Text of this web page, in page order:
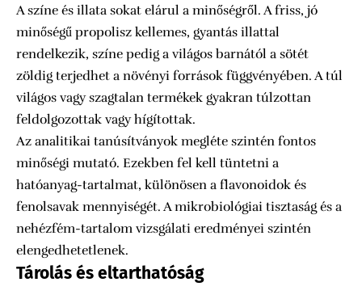
A színe és illata sokat elárul a minőségről. A friss, jó
minőségű propolisz kellemes, gyantás illattal
rendelkezik, színe pedig a világos barnától a sötét
zöldig terjedhet a növényi források függvényében. A túl
világos vagy szagtalan termékek gyakran túlzottan
feldolgozottak vagy hígítottak.
Az analitikai tanúsítványok megléte szintén fontos
minőségi mutató. Ezekben fel kell tüntetni a
hatóanyag-tartalmat, különösen a flavonoidok és
fenolsavak mennyiségét. A mikrobiológiai tisztaság és a
nehézfém-tartalom vizsgálati eredményei szintén
elengedhetetlenek.
Tárolás és eltarthatóság